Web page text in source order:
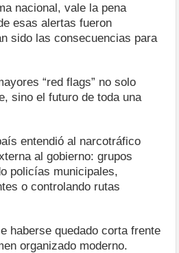
nacional, vale la pena
esas alertas fueron
sido las consecuencias para
“red flags” no solo
sino el futuro de toda una
entendió al narcotráfico
al gobierno: grupos
policías municipales,
o controlando rutas
haberse quedado corta frente
organizado moderno.